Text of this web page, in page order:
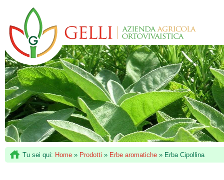
Tu sei qui: Home » Prodotti » Erbe aromatiche » Erba Cipollina